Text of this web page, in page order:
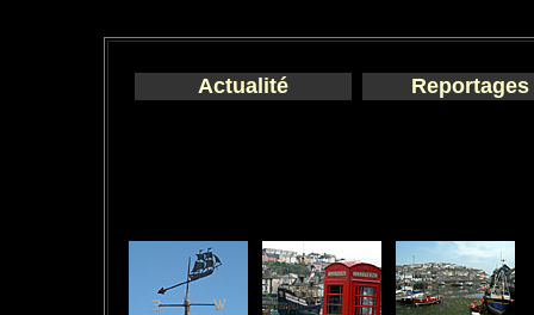
Actualité Reportages